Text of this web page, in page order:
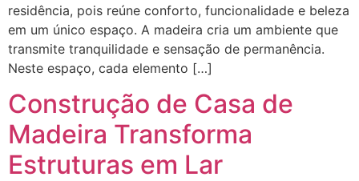
residência, pois reúne conforto, funcionalidade e beleza
em um único espaço. A madeira cria um ambiente que
transmite tranquilidade e sensação de permanência.
Neste espaço, cada elemento […]
Construção de Casa de
Madeira Transforma
Estruturas em Lar